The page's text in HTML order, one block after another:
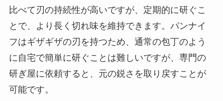
比べて刃の持続性が高いですが、定期的に研ぐこ
とで、より長く切れ味を維持できます。パンナイ
フはギザギザの刃を持つため、通常の包丁のよう
に自宅で簡単に研ぐことは難しいですが、専門の
研ぎ屋に依頼すると、元の鋭さを取り戻すことが
可能です。